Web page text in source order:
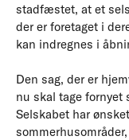
stadfæstet, at et
der er foretaget i
kan indregnes i
Den sag, der er
nu skal tage
Selskabet har